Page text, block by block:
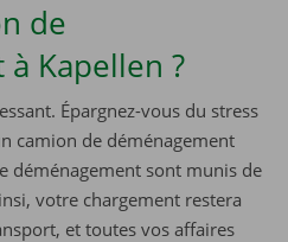
de
Kapellen ?
Épargnez-vous du stress
camion de déménagement
déménagement sont munis de
votre chargement restera
et toutes vos affaires